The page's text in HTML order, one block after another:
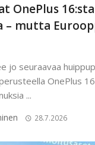
OnePlus
mutta
jo seuraavaa
OnePlus
...
28.7.2026